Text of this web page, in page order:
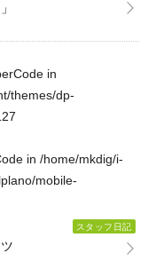
in
themes/dp-
in /home/mkdig/i-
mobile-
スタッフ日記